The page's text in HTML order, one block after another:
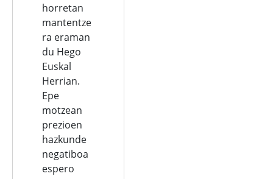
horretan
mantentze
ra eraman
du Hego
Euskal
Herrian.
Epe
motzean
prezioen
hazkunde
negatiboa
espero